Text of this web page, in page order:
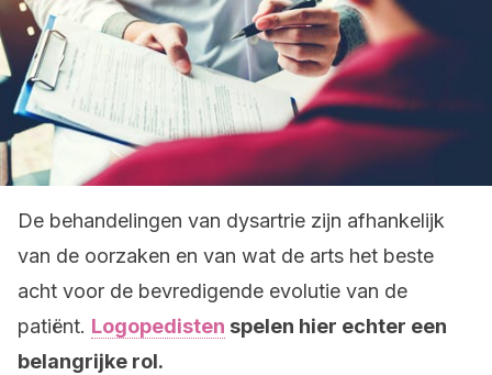
De behandelingen van dysartrie zijn afhankelijk
van de oorzaken en van wat de arts het beste
acht voor de bevredigende evolutie van de
patiënt. Logopedisten spelen hier echter een
belangrijke rol.